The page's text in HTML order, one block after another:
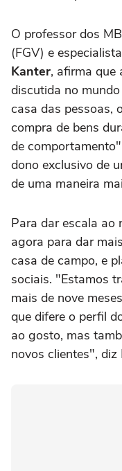
O professor dos
(FGV) e
Kanter, afirma que
discutida no
casa das pessoas,
compra de bens
de
dono exclusivo de
de uma maneira
Para dar escala ao
agora para dar
casa de campo, e
sociais. "Estamos
mais de nove
que difere o perfil
ao gosto, mas
novos clientes", diz